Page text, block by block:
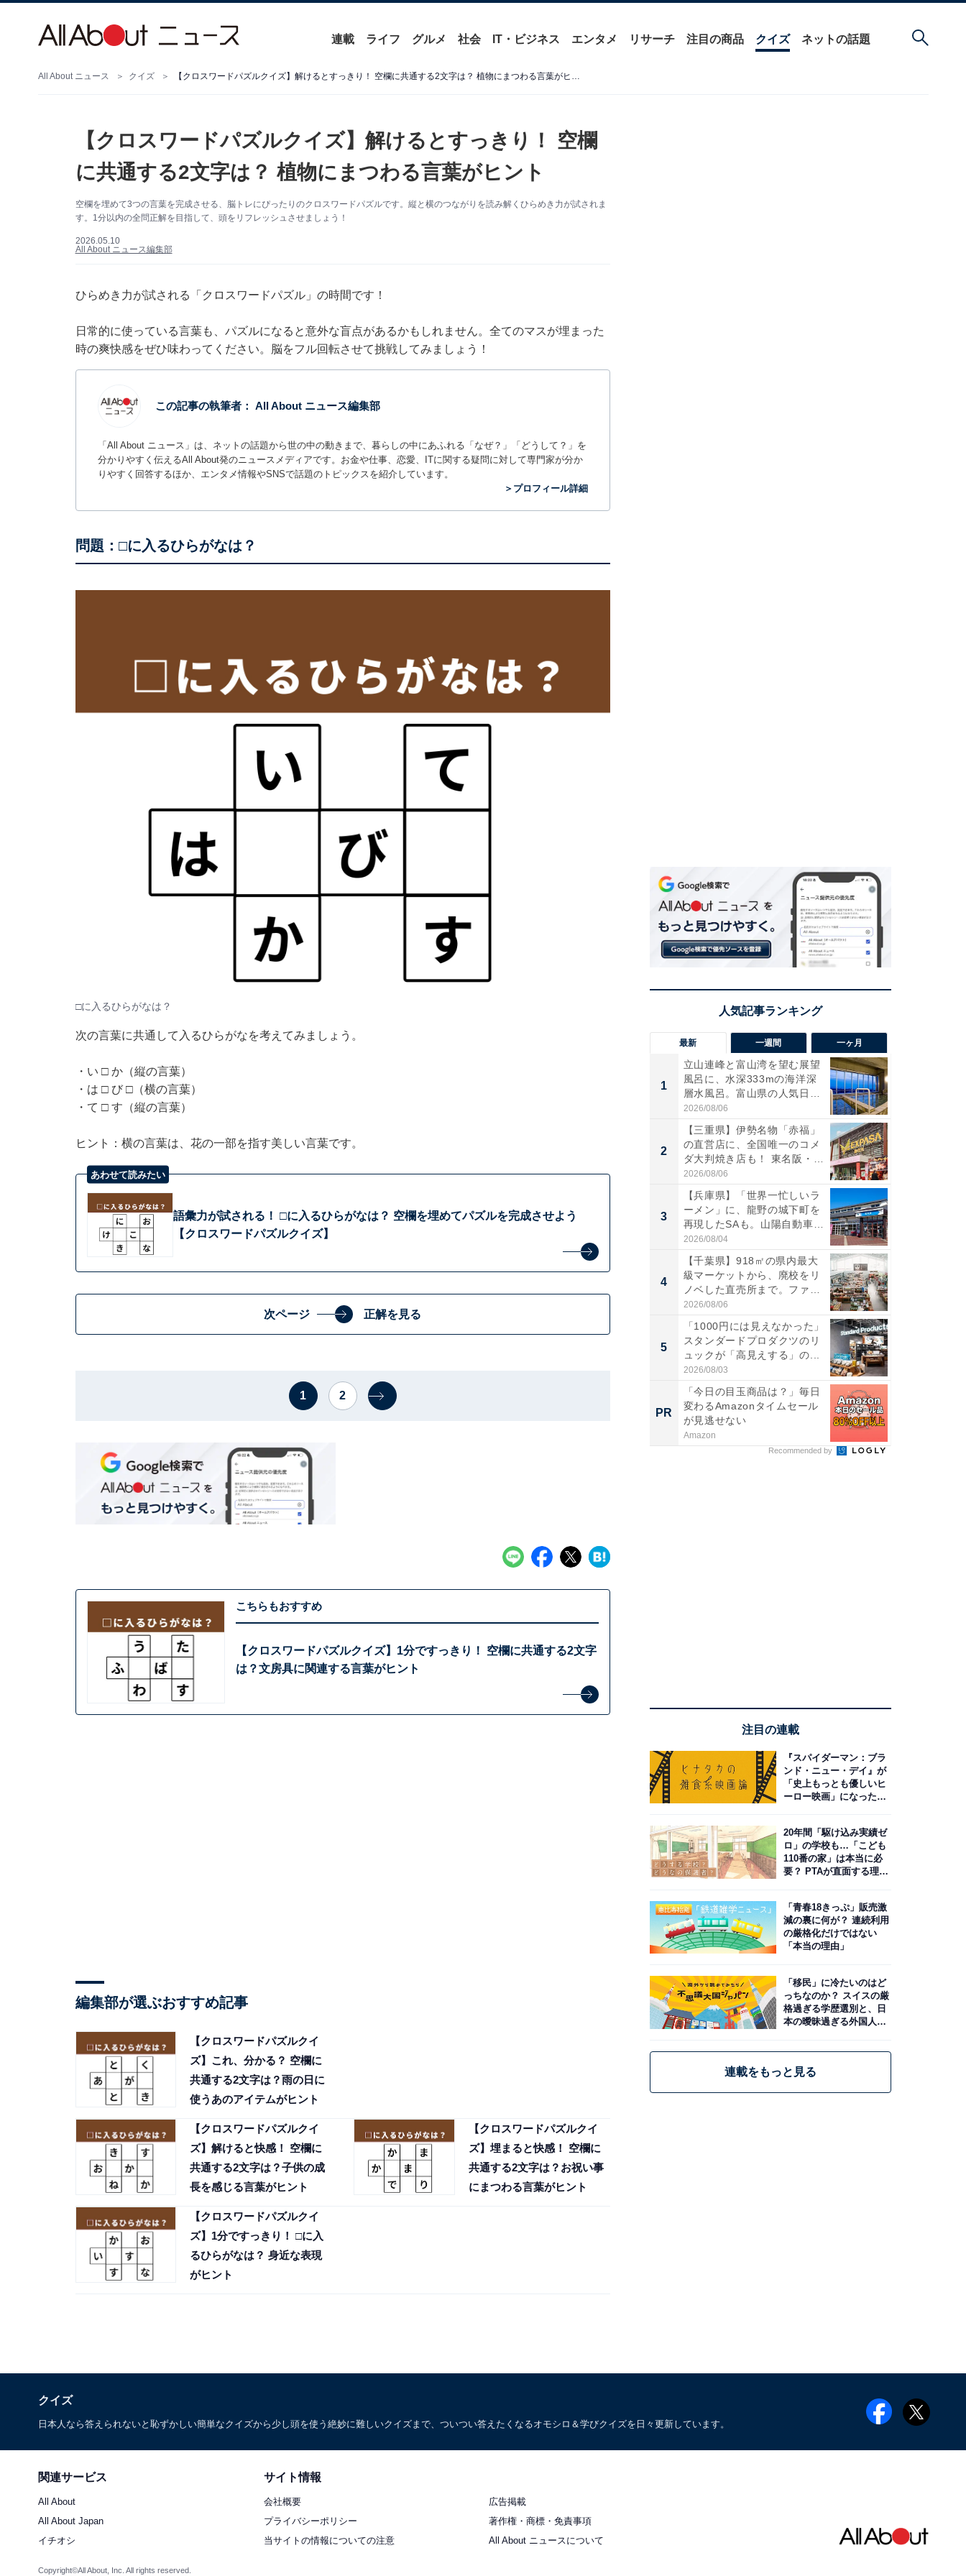
連載 ライフ グルメ 社会 IT・ビジネス エンタメ リサーチ 注目の商品 クイズ ネットの話題
All About ニュース クイズ 【クロスワードパズルクイズ】解けるとすっきり！ 空欄に共通する2文字は？ 植物にまつわる言葉がヒント
【クロスワードパズルクイズ】解けるとすっきり！ 空欄
に共通する2文字は？ 植物にまつわる言葉がヒント
空欄を埋めて3つの言葉を完成させる、脳トレにぴったりのクロスワードパズルです。縦と横のつながりを読み解くひらめき力が試されま
す。1分以内の全問正解を目指して、頭をリフレッシュさせましょう！
2026.05.10
All About ニュース編集部
ひらめき力が試される「クロスワードパズル」の時間です！
日常的に使っている言葉も、パズルになると意外な盲点があるかもしれません。全てのマスが埋まった
時の爽快感をぜひ味わってください。脳をフル回転させて挑戦してみましょう！
この記事の執筆者： All About ニュース編集部
「All About ニュース」は、ネットの話題から世の中の動きまで、暮らしの中にあふれる「なぜ？」「どうして？」を
分かりやすく伝えるAll About発のニュースメディアです。お金や仕事、恋愛、ITに関する疑問に対して専門家が分か
りやすく回答するほか、エンタメ情報やSNSで話題のトピックスを紹介しています。
＞プロフィール詳細
問題：□に入るひらがなは？
□に入るひらがなは？
次の言葉に共通して入るひらがなを考えてみましょう。
・い □ か（縦の言葉）
・は □ び □（横の言葉）
・て □ す（縦の言葉）
ヒント：横の言葉は、花の一部を指す美しい言葉です。
あわせて読みたい
語彙力が試される！ □に入るひらがなは？ 空欄を埋めてパズルを完成させよう
【クロスワードパズルクイズ】
次ページ 正解を見る
1 2
こちらもおすすめ
【クロスワードパズルクイズ】1分ですっきり！ 空欄に共通する2文字
は？文房具に関連する言葉がヒント
編集部が選ぶおすすめ記事
【クロスワードパズルクイ
ズ】これ、分かる？ 空欄に
共通する2文字は？雨の日に
使うあのアイテムがヒント
【クロスワードパズルクイ
ズ】解けると快感！ 空欄に
共通する2文字は？子供の成
長を感じる言葉がヒント
【クロスワードパズルクイ
ズ】埋まると快感！ 空欄に
共通する2文字は？お祝い事
にまつわる言葉がヒント
【クロスワードパズルクイ
ズ】1分ですっきり！ □に入
るひらがなは？ 身近な表現
がヒント
最新 一週間 一ヶ月
1
立山連峰と富山湾を望む展望
風呂に、水深333mの海洋深
層水風呂。富山県の人気日
帰...
2026/08/06
2
【三重県】伊勢名物「赤福」
の直営店に、全国唯一のコメ
ダ大判焼き店も！ 東名阪・
伊...
2026/08/06
3
【兵庫県】「世界一忙しいラ
ーメン」に、龍野の城下町を
再現したSAも。山陽自動車
道...
2026/08/04
4
【千葉県】918㎡の県内最大
級マーケットから、廃校をリ
ノベした直売所まで。ファ
ー...
2026/08/06
5
「1000円には見えなかった」
スタンダードプロダクツのリ
ュックが「高見えする」の...
2026/08/03
PR
「今日の目玉商品は？」毎日
変わるAmazonタイムセール
が見逃せない
Amazon
Recommended by
注目の連載
『スパイダーマン：ブラ
ンド・ニュー・デイ』が
「史上もっとも優しいヒ
ーロー映画」になった理
20年間「駆け込み実績ゼ
ロ」の学校も…「こども
110番の家」は本当に必
要？ PTAが直面する理想
「青春18きっぷ」販売激
減の裏に何が？ 連続利用
の厳格化だけではない
「本当の理由」
「移民」に冷たいのはど
っちなのか？ スイスの厳
格過ぎる学歴選別と、日
本の曖昧過ぎる外国人政
連載をもっと見る
クイズ
日本人なら答えられないと恥ずかしい簡単なクイズから少し頭を使う絶妙に難しいクイズまで、ついつい答えたくなるオモシロ＆学びクイズを日々更新しています。
関連サービス
All About
All About Japan
イチオシ
サイト情報
会社概要
広告掲載
プライバシーポリシー
著作権・商標・免責事項
当サイトの情報についての注意
All About ニュースについて
Copyright©All About, Inc. All rights reserved.